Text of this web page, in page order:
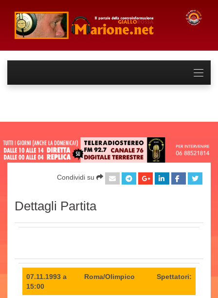
Condividi su
Dettagli Partita
07.11.1993 a
15:00
Roma/Olimpico Spettatori: